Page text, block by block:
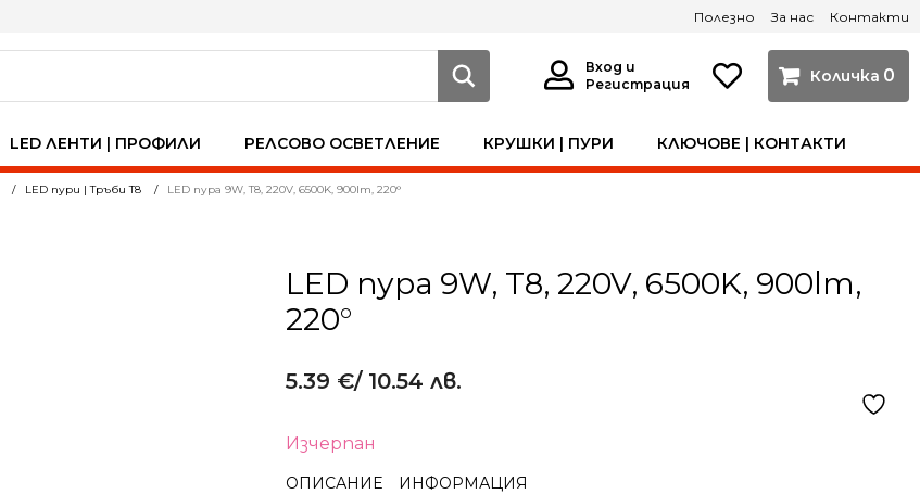
LED ЛЕНТИ | ПРОФИЛИ РЕЛСОВО ОСВЕТЛЕНИЕ КРУШКИ | ПУРИ КЛЮЧОВЕ | КОНТАКТИ
0
Вход и
Регистрация
Полезно За нас Контакти
LED пури | Тръби Т8 LED пура 9W, T8, 220V, 6500K, 900lm, 220°
LED пура 9W, T8, 220V, 6500K, 900lm,
220°
5.39 €/ 10.54 лв.
Изчерпан
ОПИСАНИЕ ИНФОРМАЦИЯ